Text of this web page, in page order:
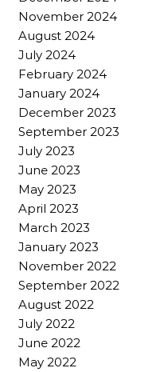
November 2024
August 2024
July 2024
February 2024
January 2024
December 2023
September 2023
July 2023
June 2023
May 2023
April 2023
March 2023
January 2023
November 2022
September 2022
August 2022
July 2022
June 2022
May 2022